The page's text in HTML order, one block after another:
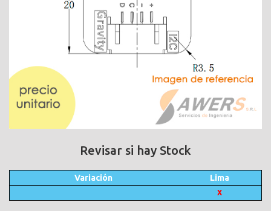
Revisar si hay Stock
Variación Lima
X